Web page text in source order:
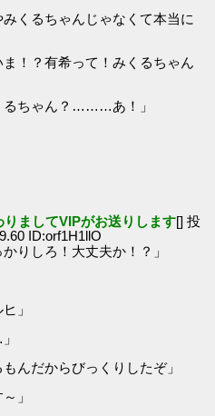
くるちゃんじゃなくて本当に
！？有希って！みくるちゃん
るちゃん？………あ！」
りましてVIPがお送りします[] 投
ID:orf1H1llO
りしろ！大丈夫か！？」
」
んだからびっくりしたぞ」
」